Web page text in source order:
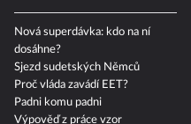
Nová superdávka: kdo na ní
dosáhne?
Sjezd sudetských Němců
Proč vláda zavádí EET?
Padni komu padni
Výpověď z práce vzor